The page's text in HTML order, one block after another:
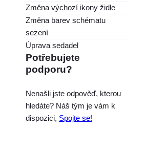
Změna výchozí ikony židle
Změna barev schématu
sezení
Úprava sedadel
Potřebujete
podporu?
Nenašli jste odpověď, kterou
hledáte? Náš tým je vám k
dispozici, Spojte se!